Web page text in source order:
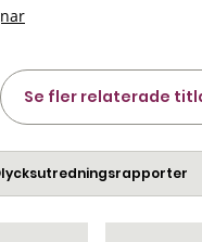
Se fler relaterade